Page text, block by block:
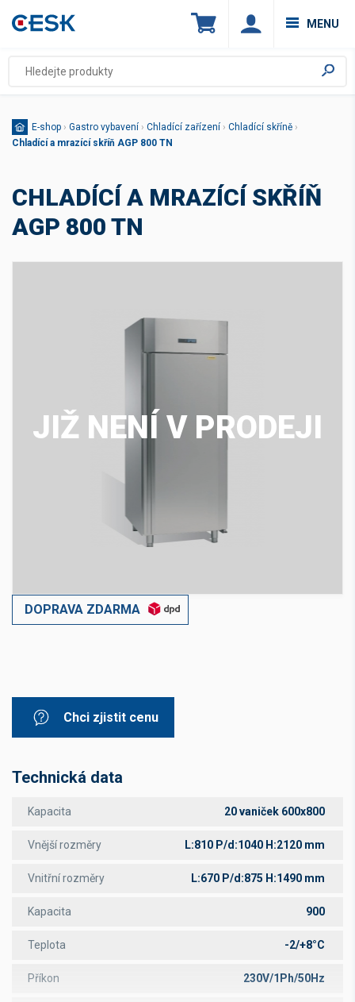
MENU
E-shop › Gastro vybavení › Chladící zařízení › Chladící skříně ›
Chladící a mrazící skříň AGP 800 TN
CHLADÍCÍ A MRAZÍCÍ SKŘÍŇ
AGP 800 TN
JIŽ NENÍ V PRODEJI
DOPRAVA ZDARMA
Chci zjistit cenu
Technická data
Kapacita 20 vaniček 600x800
Vnější rozměry L:810 P/d:1040 H:2120 mm
Vnitřní rozměry L:670 P/d:875 H:1490 mm
Kapacita 900
Teplota -2/+8°C
Příkon 230V/1Ph/50Hz